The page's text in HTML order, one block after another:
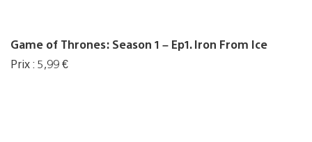
Game of Thrones: Season 1 – Ep1. Iron From Ice
Prix : 5,99 €